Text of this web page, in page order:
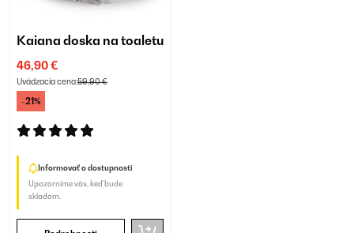
Kaiana doska na toaletu
46,90 €
Uvádzacia cena:59,90 €
-21%
Informovať o dostupnosti
Upozorníme vás, keď bude
skladom.